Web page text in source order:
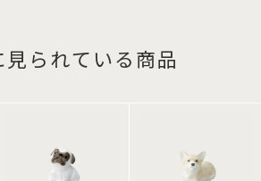
られている商品